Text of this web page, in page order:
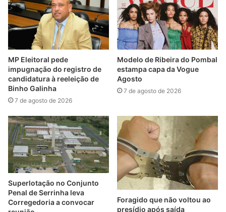
MP Eleitoral pede
impugnação do registro de
candidatura à reeleição de
Binho Galinha
7 de agosto de 2026
Modelo de Ribeira do Pombal
estampa capa da Vogue
Agosto
7 de agosto de 2026
Superlotação no Conjunto
Penal de Serrinha leva
Corregedoria a convocar
Foragido que não voltou ao
presídio após saída